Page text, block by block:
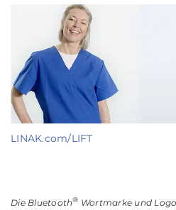
LINAK.com/LIFT
Die Bluetooth® Wortmarke und